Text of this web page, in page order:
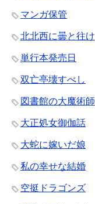
マンガ保管
北北西に曇と往け
単行本発売日
双亡亭壊すべし
図書館の大魔術師
大正処女御伽話
大蛇に嫁いだ娘
私の幸せな結婚
空挺ドラゴンズ